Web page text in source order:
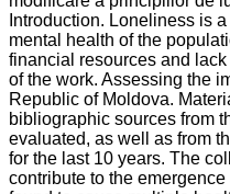
Introduction. Loneliness is
mental health of the
financial resources and
of the work. Assessing the
Republic of Moldova.
bibliographic sources from
evaluated, as well as from
for the last 10 years. The
contribute to the